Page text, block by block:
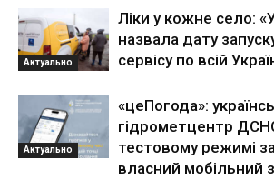
Актуально
Ліки у кожне село:
назвала дату
сервісу по всій
Актуально
«цеПогода»:
гідрометцентр
тестовому режимі
власний мобільний